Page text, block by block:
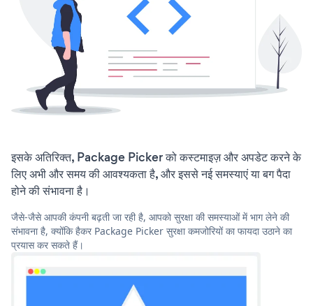
इसके अतिरिक्त, Package Picker को कस्टमाइज़ और अपडेट करने के
लिए अभी और समय की आवश्यकता है, और इससे नई समस्याएं या बग पैदा
होने की संभावना है।
जैसे-जैसे आपकी कंपनी बढ़ती जा रही है, आपको सुरक्षा की समस्याओं में भाग लेने की
संभावना है, क्योंकि हैकर Package Picker सुरक्षा कमजोरियों का फायदा उठाने का
प्रयास कर सकते हैं।